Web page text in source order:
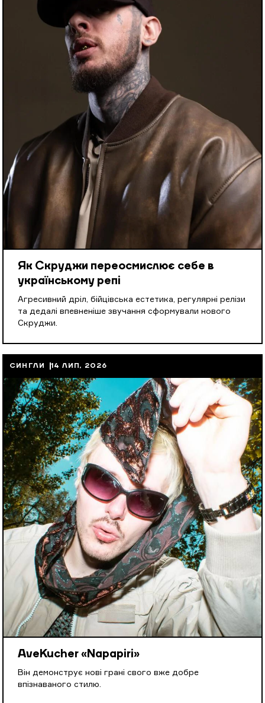
Як Скруджи переосмислює себе в
українському репі
Агресивний дріл, бійцівська естетика, регулярні релізи
та дедалі впевненіше звучання сформували нового
Скруджи.
СИНГЛИ 14 ЛИП, 2026
AveKucher «Napapiri»
Він демонструє нові грані свого вже добре
впізнаваного стилю.